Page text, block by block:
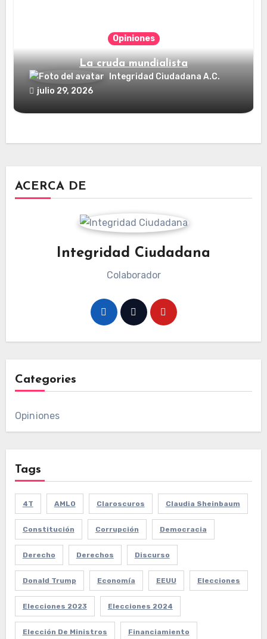
Opiniones
La cruda mundialista
Integridad Ciudadana A.C.
julio 29, 2026
ACERCA DE
Integridad Ciudadana
Colaborador
Categories
Opiniones
Tags
4T AMLO Claroscuros Claudia Sheinbaum
Constitución Corrupción Democracia
Derecho Derechos Discurso
Donald Trump Economía EEUU Elecciones
Elecciones 2023 Elecciones 2024
Elección De Ministros Financiamiento